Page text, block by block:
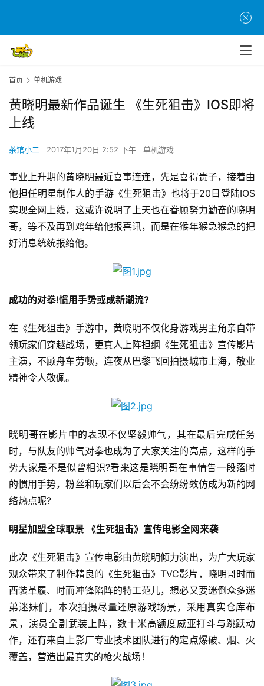
首
页
原
创
游
戏
界
手
机
游
戏
单
机
游
首页 单机游戏
黄晓明最新作品诞生 《生死狙击》IOS即将
上线
茶馆小二 2017年1月20日 2:52 下午 单机游戏
事业上升期的黄晓明最近喜事连连，先是喜得贵子，接着由
他担任明星制作人的手游《生死狙击》也将于20日登陆IOS
实现全网上线，这或许说明了上天也在眷顾努力勤奋的晓明
哥，等不及再到鸡年给他报喜讯，而是在猴年猴急猴急的把
好消息统统报给他。
成功的对拳!惯用手势或成新潮流?
在《生死狙击》手游中，黄晓明不仅化身游戏男主角亲自带
领玩家们穿越战场，更真人上阵担纲《生死狙击》宣传影片
主演，不顾舟车劳顿，连夜从巴黎飞回拍摄城市上海，敬业
精神令人敬佩。
晓明哥在影片中的表现不仅坚毅帅气，其在最后完成任务
时，与队友的帅气对拳也成为了大家关注的亮点，这样的手
势大家是不是似曾相识?看来这是晓明哥在事情告一段落时
的惯用手势，粉丝和玩家们以后会不会纷纷效仿成为新的网
络热点呢?
明星加盟全球取景 《生死狙击》宣传电影全网来袭
此次《生死狙击》宣传电影由黄晓明倾力演出，为广大玩家
观众带来了制作精良的《生死狙击》TVC影片，晓明哥时而
西装革履、时而冲锋陷阵的特工范儿，想必又要迷倒众多迷
弟迷妹们，本次拍摄尽量还原游戏场景，采用真实仓库布
景，演员全副武装上阵，数十米高额度威亚打斗与跳跃动
作，还有来自上影厂专业技术团队进行的定点爆破、烟、火
覆盖，营造出最真实的枪火战场！